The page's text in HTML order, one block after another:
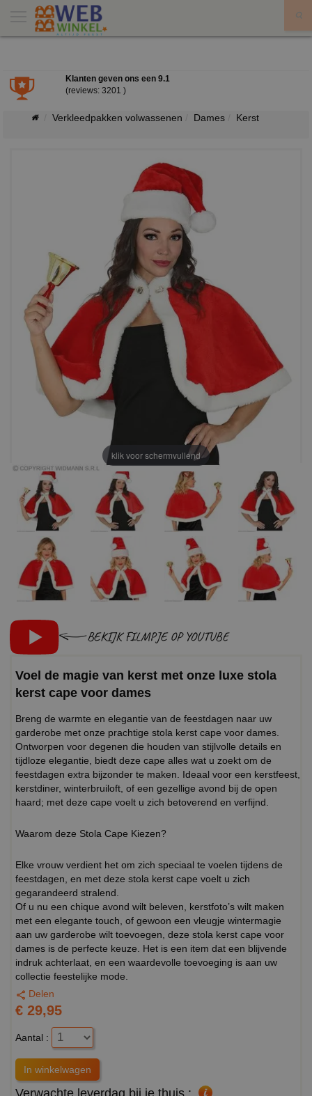
Klanten geven ons een 9.1
(reviews: 3201 )
Verkleedpakken volwassenen Dames Kerst
klik voor schermvullend
BEKIJK FILMPJE OP YOUTUBE
Voel de magie van kerst met onze luxe stola
kerst cape voor dames
Breng de warmte en elegantie van de feestdagen naar uw
garderobe met onze prachtige stola kerst cape voor dames.
Ontworpen voor degenen die houden van stijlvolle details en
tijdloze elegantie, biedt deze cape alles wat u zoekt om de
feestdagen extra bijzonder te maken. Ideaal voor een kerstfeest,
kerstdiner, winterbruiloft, of een gezellige avond bij de open
haard; met deze cape voelt u zich betoverend en verfijnd.
Waarom deze Stola Cape Kiezen?
Elke vrouw verdient het om zich speciaal te voelen tijdens de
feestdagen, en met deze stola kerst cape voelt u zich
gegarandeerd stralend.
Of u nu een chique avond wilt beleven, kerstfoto’s wilt maken
met een elegante touch, of gewoon een vleugje wintermagie
aan uw garderobe wilt toevoegen, deze stola kerst cape voor
dames is de perfecte keuze. Het is een item dat een blijvende
indruk achterlaat, en een waardevolle toevoeging is aan uw
collectie feestelijke mode.
Delen
€ 29,95
Aantal :